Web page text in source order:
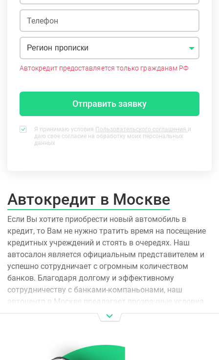
Регион прописки
Автокредит предоставляется только гражданам РФ
Отправить заявку
Я принимаю условия Пользовательского соглашения и
даю свое согласие на обработку моих персональных
данных
Автокредит в Москве
Если Вы хотите приобрести новый автомобиль в
кредит, то Вам не нужно тратить время на посещение
кредитных учреждений и стоять в очередях. Наш
автосалон является официальным представителем и
успешно сотрудничает с огромным количеством
банков. Благодаря долгому и эффективному
сотрудничеству с банками-компаньонами, наш
автоцентр в Москве предлагает прозрачные условия
оформления автокредита. Для каждого клиента
подбирается оптимальная кредитная программа с
графиком выплат.